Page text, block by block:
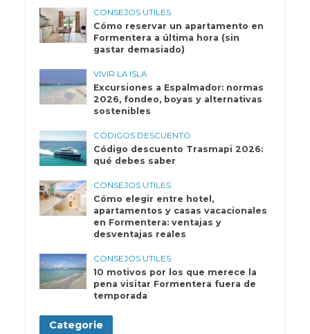
CONSEJOS UTILES
Cómo reservar un apartamento en
Formentera a última hora (sin
gastar demasiado)
VIVIR LA ISLA
Excursiones a Espalmador: normas
2026, fondeo, boyas y alternativas
sostenibles
CÓDIGOS DESCUENTO
Código descuento Trasmapi 2026:
qué debes saber
CONSEJOS UTILES
Cómo elegir entre hotel,
apartamentos y casas vacacionales
en Formentera: ventajas y
desventajas reales
CONSEJOS UTILES
10 motivos por los que merece la
pena visitar Formentera fuera de
temporada
Categorie